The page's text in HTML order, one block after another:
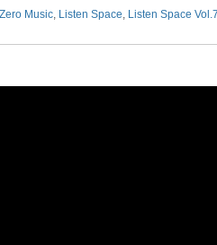
Music, Listen Space, Listen Space